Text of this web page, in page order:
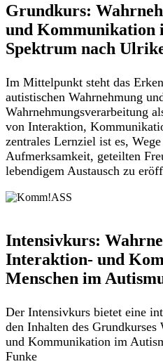
Grundkurs:
und Kommunikation
Spektrum nach
Im Mittelpunkt steht das
autistischen Wahrnehmung
Wahrnehmungsverarbeitung
von Interaktion,
zentrales Lernziel ist es,
Aufmerksamkeit, geteilten
lebendigem Austausch zu
Intensivkurs:
Interaktion- und
Menschen im
Der Intensivkurs bietet eine
den Inhalten des
und Kommunikation im
Funke